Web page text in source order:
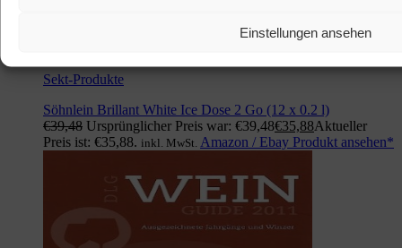
Einstellungen ansehen
Sekt-Produkte
Söhnlein Brillant White Ice Dose 2 Go (12 x 0.2 l)
€39,48 Ursprünglicher Preis war: €39,48€35,88Aktueller
Preis ist: €35,88. inkl. MwSt. Amazon / Ebay Produkt ansehen*